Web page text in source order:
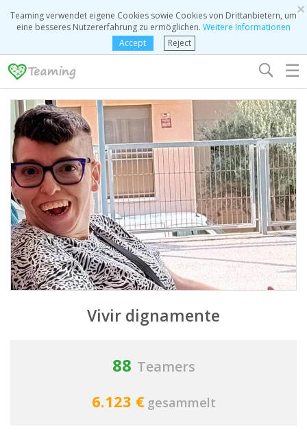
×
Teaming verwendet eigene Cookies sowie Cookies von Drittanbietern, um
eine besseres Nutzererfahrung zu ermöglichen. Weitere Informationen
Accept
Reject
☰
Vivir dignamente
88 Teamers
6.123 € gesammelt